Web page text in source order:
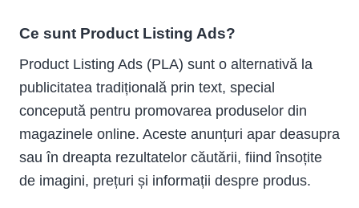
Ce sunt Product Listing Ads?
Product Listing Ads (PLA) sunt o alternativă la
publicitatea tradițională prin text, special
concepută pentru promovarea produselor din
magazinele online. Aceste anunțuri apar deasupra
sau în dreapta rezultatelor căutării, fiind însoțite
de imagini, prețuri și informații despre produs.